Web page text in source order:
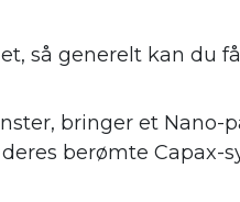
så generelt kan du
bringer et Nano-
berømte Capax-